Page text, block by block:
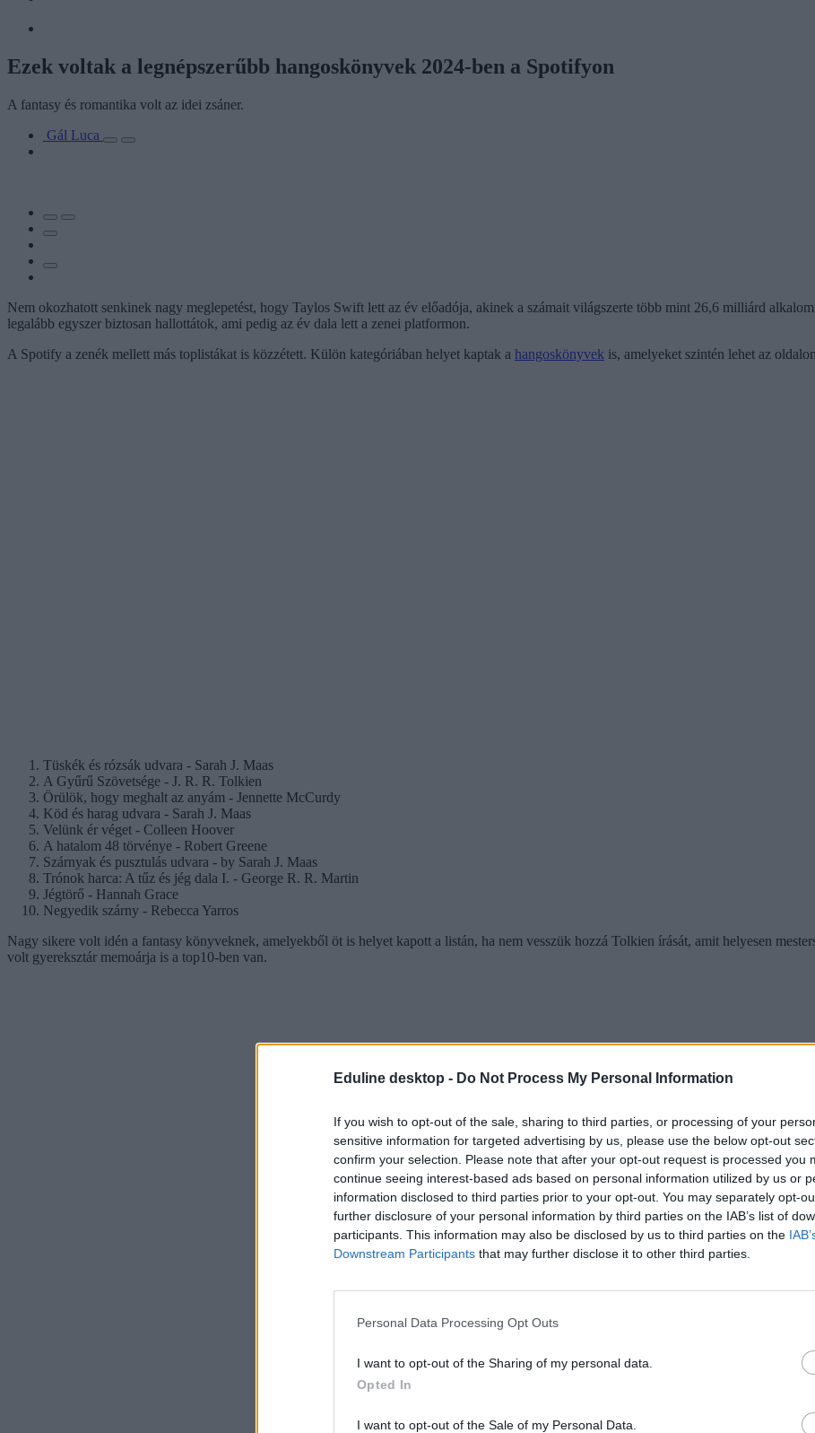
Eduline desktop - Do Not Process My Personal Information
If you wish to opt-out of the sale, sharing to third parties, or processing of your
sensitive information for targeted advertising by us, please use the below opt-out
confirm your selection. Please note that after your opt-out request is processed you
continue seeing interest-based ads based on personal information utilized by us or
information disclosed to third parties prior to your opt-out. You may separately opt-
further disclosure of your personal information by third parties on the IAB’s list of
participants. This information may also be disclosed by us to third parties on the
Downstream Participants that may further disclose it to other third parties.
Personal Data Processing Opt Outs
I want to opt-out of the Sharing of my personal data.
Opted In
I want to opt-out of the Sale of my Personal Data.
Ezek voltak a legnépszerűbb hangoskönyvek 2024-ben a Spotifyon
A fantasy és romantika volt az idei zsáner.
Gál Luca
Nem okozhatott senkinek nagy meglepetést, hogy Taylos Swift lett az év előadója, akinek a számait világszerte több mint 26,6 milliárd
legalább egyszer biztosan hallottátok, ami pedig az év dala lett a zenei platformon.
A Spotify a zenék mellett más toplistákat is közzétett. Külön kategóriában helyet kaptak a hangoskönyvek is, amelyeket szintén lehet az
Tüskék és rózsák udvara - Sarah J. Maas
A Gyűrű Szövetsége - J. R. R. Tolkien
Örülök, hogy meghalt az anyám - Jennette McCurdy
Köd és harag udvara - Sarah J. Maas
Velünk ér véget - Colleen Hoover
A hatalom 48 törvénye - Robert Greene
Szárnyak és pusztulás udvara - by Sarah J. Maas
Trónok harca: A tűz és jég dala I. - George R. R. Martin
Jégtörő - Hannah Grace
Negyedik szárny - Rebecca Yarros
Nagy sikere volt idén a fantasy könyveknek, amelyekből öt is helyet kapott a listán, ha nem vesszük hozzá Tolkien írását, amit helyesen
volt gyereksztár memoárja is a top10-ben van.